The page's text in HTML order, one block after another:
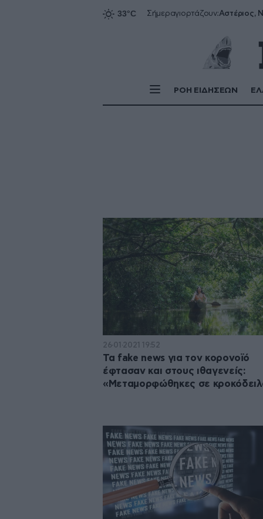
Σήμεραγιορτάζουν:Αστέριος,
ΡΟΗ ΕΙΔΗΣΕΩΝ
26·01·2021 19:52
Τα fake news για τον κορονοϊό
έφτασαν και στους ιθαγενείς:
«Μεταμορφώθηκες σε